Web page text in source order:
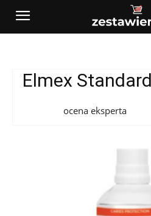
Elmex Standard
ocena eksperta